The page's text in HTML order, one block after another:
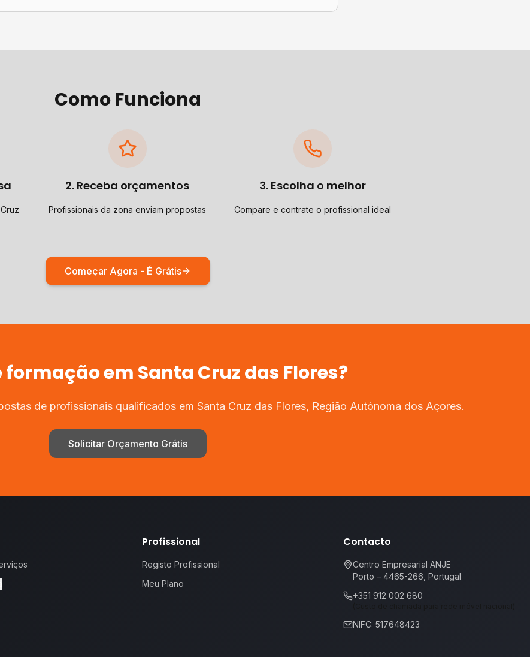
Como Funciona
2. Receba orçamentos
Profissionais da zona enviam propostas
3. Escolha o melhor
Compare e contrate o profissional ideal
Começar Agora - É Grátis
formaçãoem Santa Cruz das Flores?
de profissionais qualificados em Santa Cruz das Flores, Região Autónoma dos Açores.
Solicitar Orçamento Grátis
Profissional
Registo Profissional
Meu Plano
Contacto
Centro Empresarial ANJE
Porto – 4465-266, Portugal
+351 912 002 680
NIFC: 517648423